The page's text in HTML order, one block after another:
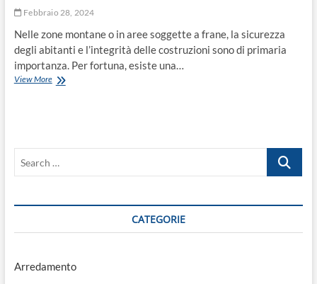
Febbraio 28, 2024
Nelle zone montane o in aree soggette a frane, la sicurezza
degli abitanti e l’integrità delle costruzioni sono di primaria
importanza. Per fortuna, esiste una…
View MoreSistema
salva
Search
CATEGORIE
Arredamento